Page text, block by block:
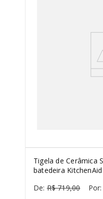
Tigela de Cerâmica
batedeira
R$ 719,00